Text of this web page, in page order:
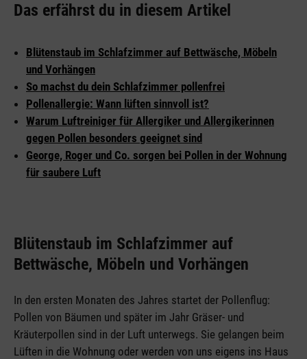
Das erfährst du in diesem Artikel
Blütenstaub im Schlafzimmer auf Bettwäsche, Möbeln
und Vorhängen
So machst du dein Schlafzimmer pollenfrei
Pollenallergie: Wann lüften sinnvoll ist?
Warum Luftreiniger für Allergiker und Allergikerinnen
gegen Pollen besonders geeignet sind
George, Roger und Co. sorgen bei Pollen in der Wohnung
für saubere Luft
Blütenstaub im Schlafzimmer auf
Bettwäsche, Möbeln und Vorhängen
In den ersten Monaten des Jahres startet der Pollenflug:
Pollen von Bäumen und später im Jahr Gräser- und
Kräuterpollen sind in der Luft unterwegs. Sie gelangen beim
Lüften in die Wohnung oder werden von uns eigens ins Haus